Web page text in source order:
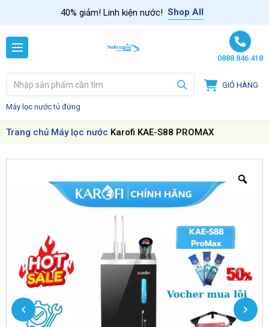
40% giảm! Linh kiện nước! Shop All
0888.846.418
GIỎ HÀNG
Máy lọc nước tủ đứng
Trang chủ Máy lọc nước Karofi KAE-S88 PROMAX